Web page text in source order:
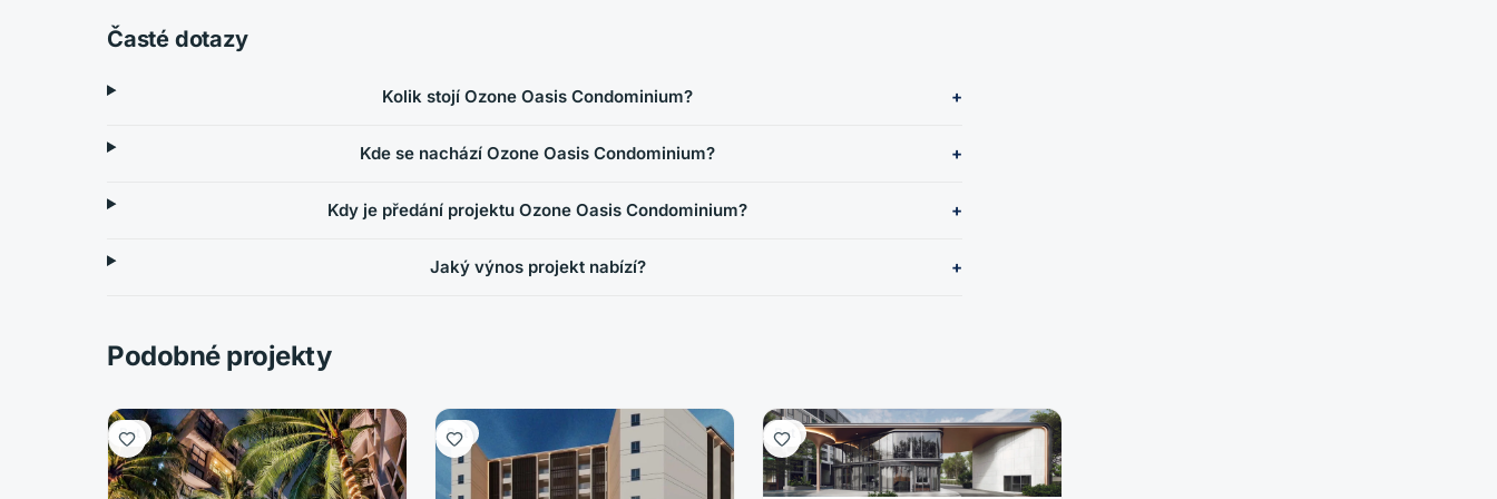
Časté dotazy
Kolik stojí Ozone Oasis Condominium?
Kde se nachází Ozone Oasis Condominium?
Kdy je předání projektu Ozone Oasis Condominium?
Jaký výnos projekt nabízí?
Podobné projekty
Byt Byt Byt